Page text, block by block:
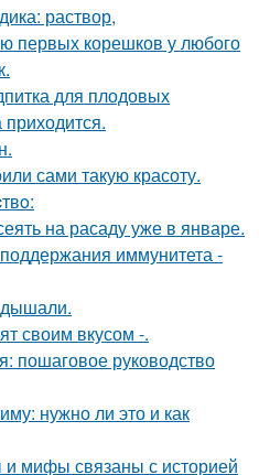
раствор,
первых корешков у любого
для плодовых
сами такую красоту.
на расаду уже в январе.
иммунитета -
своим вкусом -.
пошаговое руководство
нужно ли это и как
и мифы связаны с историей